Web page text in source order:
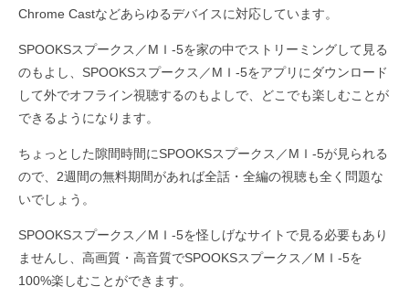
Chrome Castなどあらゆるデバイスに対応しています。
SPOOKSスプークス／MＩ-5を家の中でストリーミングして見る
のもよし、SPOOKSスプークス／MＩ-5をアプリにダウンロード
して外でオフライン視聴するのもよしで、どこでも楽しむことが
できるようになります。
ちょっとした隙間時間にSPOOKSスプークス／MＩ-5が見られる
ので、2週間の無料期間があれば全話・全編の視聴も全く問題な
いでしょう。
SPOOKSスプークス／MＩ-5を怪しげなサイトで見る必要もあり
ませんし、高画質・高音質でSPOOKSスプークス／MＩ-5を
100%楽しむことができます。